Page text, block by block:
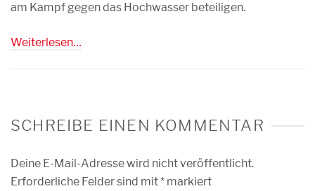
am Kampf gegen das Hochwasser beteiligen.
Weiterlesen…
SCHREIBE EINEN KOMMENTAR
Deine E-Mail-Adresse wird nicht veröffentlicht.
Erforderliche Felder sind mit* markiert